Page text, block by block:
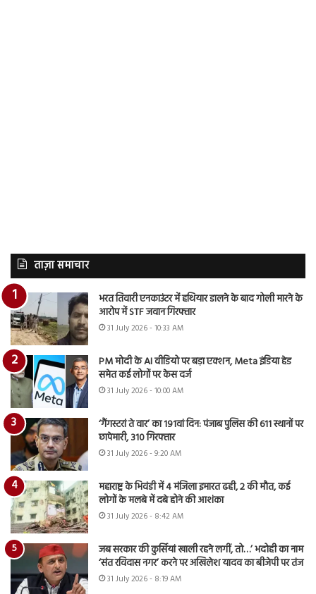
ताज़ा समाचार
भरत तिवारी एनकाउंटर में हथियार डालने के बाद गोली मारने के
आरोप में STF जवान गिरफ्तार
31 July 2026 - 10:33 AM
PM मोदी के AI वीडियो पर बड़ा एक्शन, Meta इंडिया हेड
समेत कई लोगों पर केस दर्ज
31 July 2026 - 10:00 AM
‘गैंगस्टरां ते वार’ का 191वां दिन: पंजाब पुलिस की 611 स्थानों पर
छापेमारी, 310 गिरफ्तार
31 July 2026 - 9:20 AM
महाराष्ट्र के भिवंडी में 4 मंजिला इमारत ढही, 2 की मौत, कई
लोगों के मलबे में दबे होने की आशंका
31 July 2026 - 8:42 AM
जब सरकार की कुर्सियां खाली रहने लगीं, तो…’ भदोही का नाम
‘संत रविदास नगर’ करने पर अखिलेश यादव का बीजेपी पर तंज
31 July 2026 - 8:19 AM